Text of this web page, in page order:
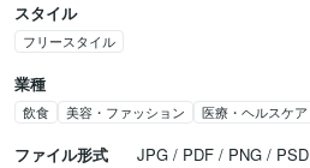
スタイル
フリースタイル
業種
飲食 美容・ファッション 医療・ヘルスケア
ファイル形式 JPG / PDF / PNG / PSD